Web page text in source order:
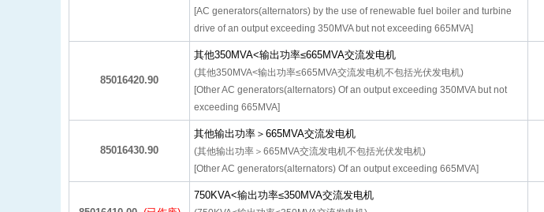
[AC generators(alternators) by the use of renewable fuel boiler and turbine
drive of an output exceeding 350MVA but not exceeding 665MVA]
85016420.90
其他350MVA<输出功率≤665MVA交流发电机
(其他350MVA<输出功率≤665MVA交流发电机不包括光伏发电机)
[Other AC generators(alternators) Of an output exceeding 350MVA but not
exceeding 665MVA]
85016430.90
其他输出功率＞665MVA交流发电机
(其他输出功率＞665MVA交流发电机不包括光伏发电机)
[Other AC generators(alternators) Of an output exceeding 665MVA]
750KVA<输出功率≤350MVA交流发电机